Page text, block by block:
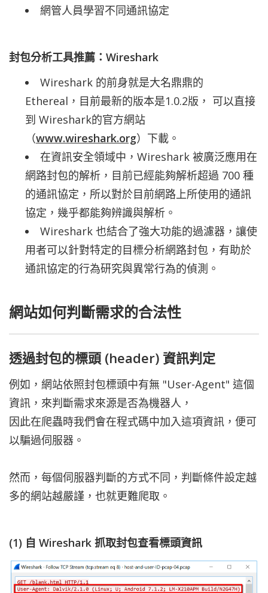
網管人員學習不同通訊協定
封包分析工具推薦：Wireshark
Wireshark 的前身就是大名鼎鼎的
Ethereal，目前最新的版本是1.0.2版， 可以直接
到 Wireshark的官方網站
（www.wireshark.org）下載。
在資訊安全領域中，Wireshark 被廣泛應用在
網路封包的解析，目前已經能夠解析超過 700 種
的通訊協定，所以對於目前網路上所使用的通訊
協定，幾乎都能夠辨識與解析。
Wireshark 也結合了強大功能的過濾器，讓使
用者可以針對特定的目標分析網路封包，有助於
通訊協定的行為研究與異常行為的偵測。
網站如何判斷需求的合法性
透過封包的標頭 (header) 資訊判定
例如，網站依照封包標頭中有無 "User-Agent" 這個
資訊，來判斷需求來源是否為機器人，
因此在爬蟲時我們會在程式碼中加入這項資訊，便可
以騙過伺服器。
然而，每個伺服器判斷的方式不同，判斷條件設定越
多的網站越嚴謹，也就更難爬取。
(1) 自 Wireshark 抓取封包查看標頭資訊